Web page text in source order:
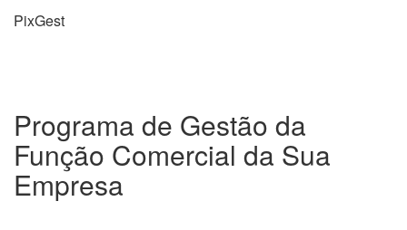
PixGest
Programa de Gestão da
Função Comercial da Sua
Empresa